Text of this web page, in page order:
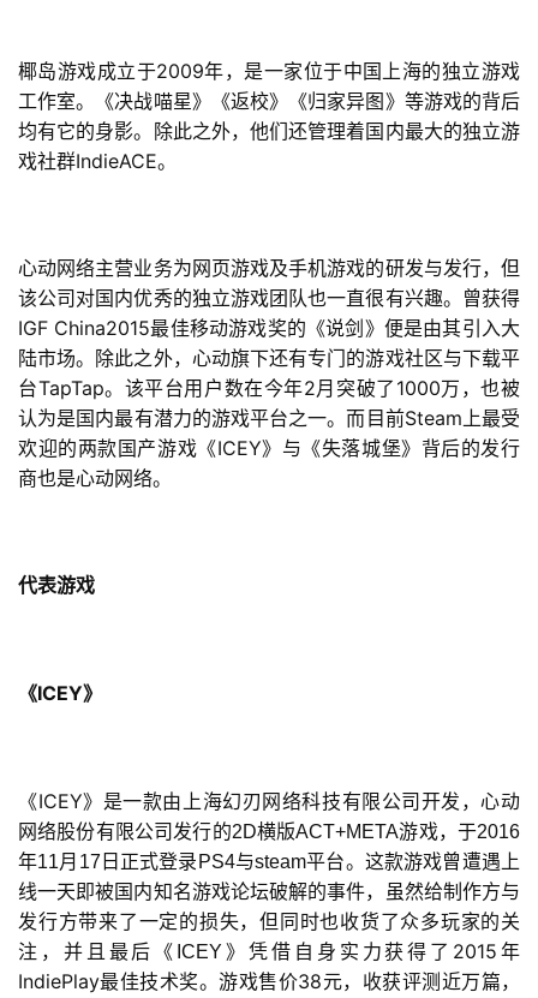
首
页
游
椰岛游戏成立于2009年，是一家位于中国上海的独立游戏
工作室。《决战喵星》《返校》《归家异图》等游戏的背后
均有它的身影。除此之外，他们还管理着国内最大的独立游
戏社群IndieACE。
心动网络主营业务为网页游戏及手机游戏的研发与发行，但
该公司对国内优秀的独立游戏团队也一直很有兴趣。曾获得
IGF China2015最佳移动游戏奖的《说剑》便是由其引入大
陆市场。除此之外，心动旗下还有专门的游戏社区与下载平
台TapTap。该平台用户数在今年2月突破了 1000万，也被
认为是国内最有潜力的游戏平台之一。而目前Steam 上最受
欢迎的两款国产游戏《ICEY》与《失落城堡》背后的发行
商也是心动网络。
代表游戏
《ICEY》
《ICEY》 是一款由上海幻刃网络科技有限公司开发，心动
网络股份有限公司发行的2D横版ACT+META游戏，于2016
年11月 17 日正式登录 PS4与steam平台。这款游戏曾遭遇上
线一天即被国内知名游戏论坛破解的事件，虽然给制作方与
发行方带来了一定的损失，但同时也收货了众多玩家的关
注，并且最后《 ICEY 》凭借自身实力获得了 2015 年
IndiePlay最佳技术奖。游戏售价38元，收获评测近万篇，